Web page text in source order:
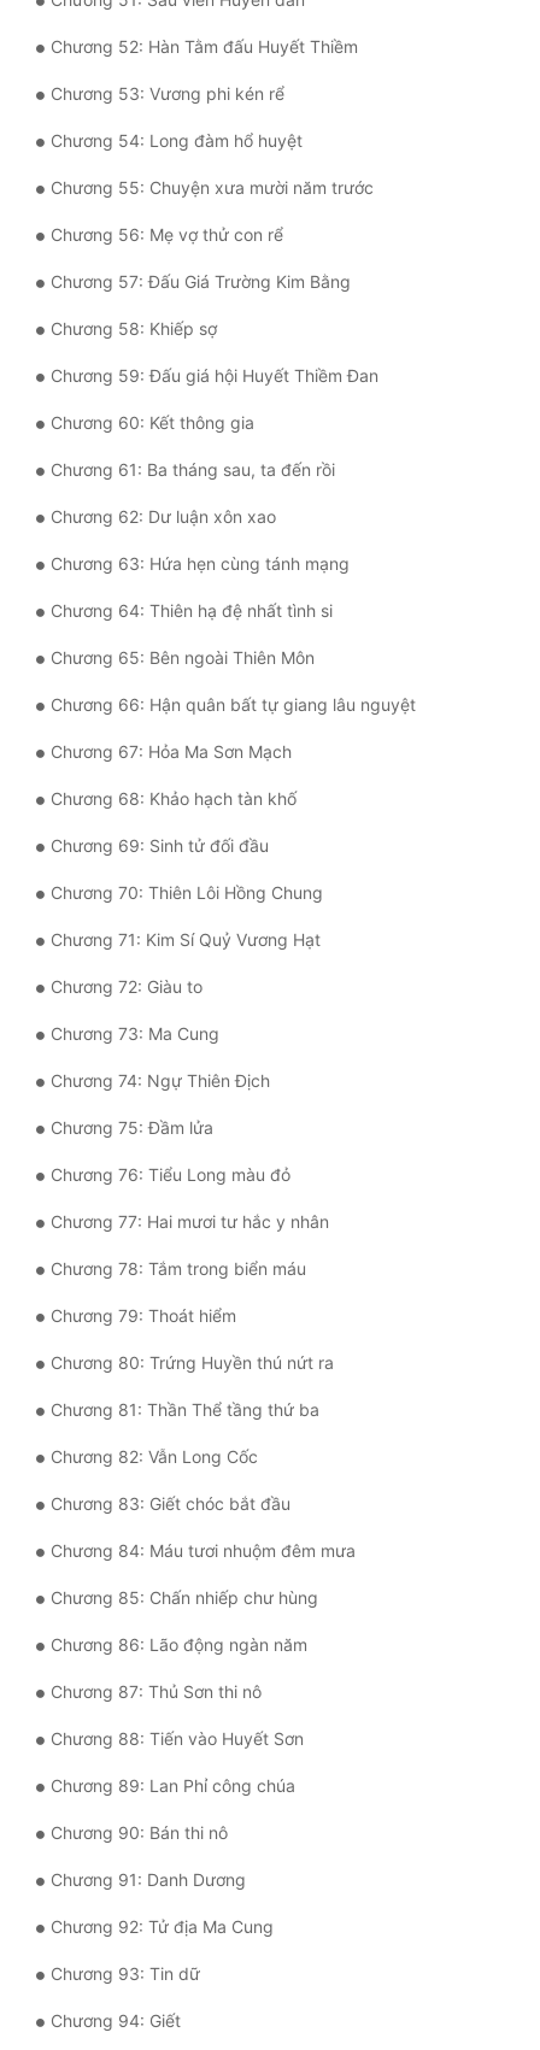
Tính Cách Nhân Vật :
Cơ Trí
Sát Phạt Quyết Đoán
Vô Sỉ
Điềm Đạm
Chương 52: Hàn Tằm đấu Huyết Thiềm
Chương 53: Vương phi kén rể
Chương 54: Long đàm hổ huyệt
Chương 55: Chuyện xưa mười năm trước
Chương 56: Mẹ vợ thử con rể
Chương 57: Đấu Giá Trường Kim Bằng
Chương 58: Khiếp sợ
Chương 59: Đấu giá hội Huyết Thiềm Đan
Chương 60: Kết thông gia
Chương 61: Ba tháng sau, ta đến rồi
Chương 62: Dư luận xôn xao
Chương 63: Hứa hẹn cùng tánh mạng
Chương 64: Thiên hạ đệ nhất tình si
Chương 65: Bên ngoài Thiên Môn
Chương 66: Hận quân bất tự giang lâu nguyệt
Chương 67: Hỏa Ma Sơn Mạch
Chương 68: Khảo hạch tàn khố
Chương 69: Sinh tử đối đầu
Chương 70: Thiên Lôi Hồng Chung
Chương 71: Kim Sí Quỷ Vương Hạt
Chương 72: Giàu to
Chương 73: Ma Cung
Chương 74: Ngự Thiên Địch
Chương 75: Đầm lửa
Chương 76: Tiểu Long màu đỏ
Chương 77: Hai mươi tư hắc y nhân
Chương 78: Tắm trong biển máu
Chương 79: Thoát hiểm
Chương 80: Trứng Huyền thú nứt ra
Chương 81: Thần Thể tầng thứ ba
Chương 82: Vẫn Long Cốc
Chương 83: Giết chóc bắt đầu
Chương 84: Máu tươi nhuộm đêm mưa
Chương 85: Chấn nhiếp chư hùng
Chương 86: Lão động ngàn năm
Chương 87: Thủ Sơn thi nô
Chương 88: Tiến vào Huyết Sơn
Chương 89: Lan Phỉ công chúa
Chương 90: Bán thi nô
Chương 91: Danh Dương
Chương 92: Tử địa Ma Cung
Chương 93: Tin dữ
Chương 94: Giết